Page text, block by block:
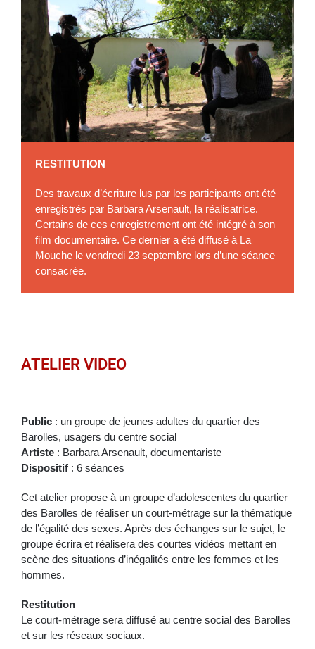
RESTITUTION
Des travaux d’écriture lus par les participants ont été
enregistrés par Barbara Arsenault, la réalisatrice.
Certains de ces enregistrement ont été intégré à son
film documentaire. Ce dernier a été diffusé à La
Mouche le vendredi 23 septembre lors d’une séance
consacrée.
ATELIER VIDEO
Public: un groupe de jeunes adultes du quartier des
Barolles, usagers du centre social
Artiste: Barbara Arsenault, documentariste
Dispositif: 6 séances
Cet atelier propose à un groupe d’adolescentes du quartier
des Barolles de réaliser un court-métrage sur la thématique
de l’égalité des sexes. Après des échanges sur le sujet, le
groupe écrira et réalisera des courtes vidéos mettant en
scène des situations d’inégalités entre les femmes et les
hommes.
Restitution
Le court-métrage sera diffusé au centre social des Barolles
et sur les réseaux sociaux.